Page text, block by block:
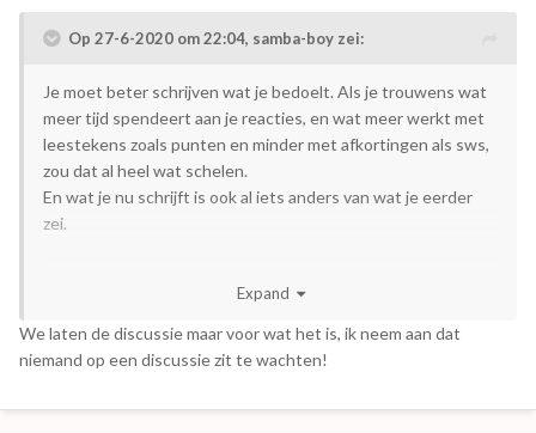
Op 27-6-2020 om 22:04, samba-boy zei:
Je moet beter schrijven wat je bedoelt. Als je trouwens wat
meer tijd spendeert aan je reacties, en wat meer werkt met
leestekens zoals punten en minder met afkortingen als sws,
zou dat al heel wat schelen.
En wat je nu schrijft is ook al iets anders van wat je eerder
zei.
spelfouten in die laatste video voor jou niet zo'n probleem
waren.Sws.
Expand
We laten de discussie maar voor wat het is, ik neem aan dat
niemand op een discussie zit te wachten!